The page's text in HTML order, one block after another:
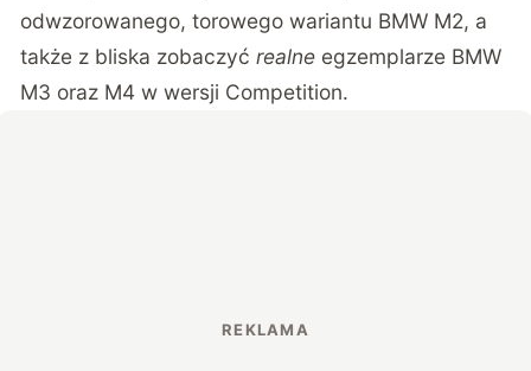
odwzorowanego, torowego wariantu BMW M2, a
także z bliska zobaczyćrealne egzemplarze BMW
M3 oraz M4 w wersji Competition.